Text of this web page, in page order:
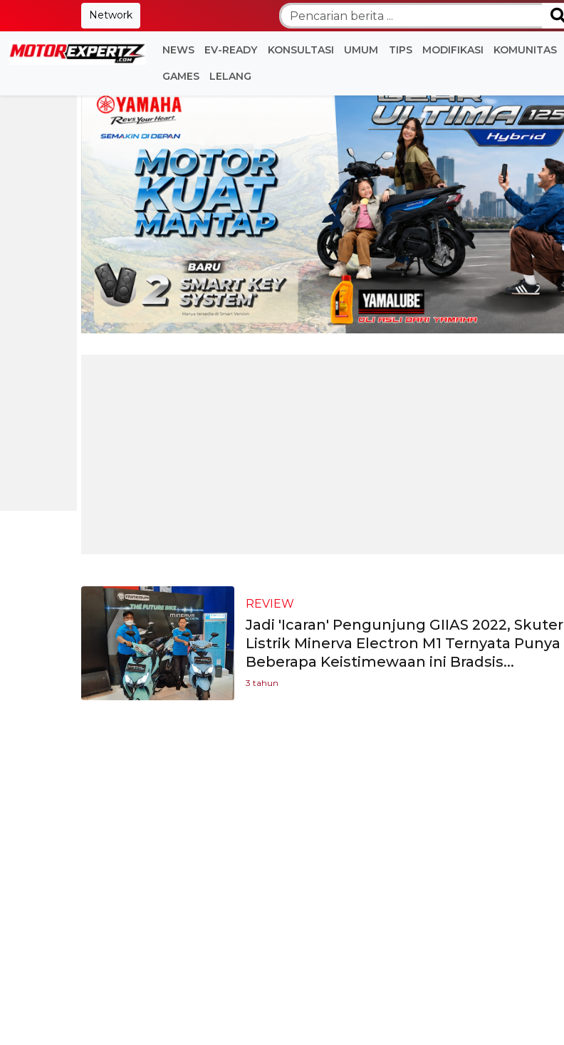
Network
NEWS EV-READY KONSULTASI UMUM TIPS MODIFIKASI KOMUNITAS
GAMES LELANG
REVIEW
Jadi 'Icaran' Pengunjung GIIAS 2022, Skuter
Listrik Minerva Electron M1 Ternyata Punya
Beberapa Keistimewaan ini Bradsis...
3 tahun